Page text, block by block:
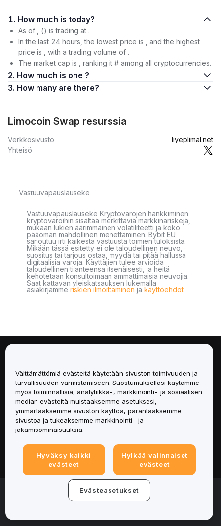
1. How much is today?
As of , () is trading at .
In the last 24 hours, the lowest price is , and the highest
price is , with a trading volume of .
The market cap is , ranking it # among all cryptocurrencies.
2. How much is one ?
3. How many are there?
Limocoin Swap resurssia
Verkkosivusto
liyeplimal.net
Yhteisö
Vastuuvapauslauseke
Vastuuvapauslauseke Kryptovarojen hankkiminen
kryptovaroihin sisältää merkittäviä markkinariskejä,
mukaan lukien äärimmäinen volatiliteetti ja koko
pääoman mahdollinen menettäminen. Bybit EU
sanoutuu irti kaikesta vastuusta toimien tuloksista.
Mikään tässä esitetty ei ole taloudellinen neuvo,
suositus tai tarjous ostaa, myydä tai pitää hallussa
digitaalisia varoja. Käyttäjien tulee arvioida
taloudellinen tilanteensa itsenäisesti, ja heitä
kehotetaan konsultoimaan ammattimaisia neuvojia.
Saat kattavan yleiskatsauksen lukemalla
asiakirjamme riskien ilmoittaminen ja käyttöehdot.
Palvelut
Tuki
Tuotteet
Lakiasiat
© 2025-2026 Bybit.eu. All rights reserved.
Välttämättömiä evästeitä käytetään sivuston toimivuuden ja
turvallisuuden varmistamiseen. Suostumuksellasi käytämme
myös toiminnallisia, analytiikka-, markkinointi- ja sosiaalisen
median evästeitä muistaaksemme asetuksesi,
ymmärtääksemme sivuston käyttöä, parantaaksemme
sivustoa ja tukeaksemme markkinointi- ja
jakamisominaisuuksia.
Hyväksy kaikki
evästeet
Hylkää valinnaiset
evästeet
Evästeasetukset